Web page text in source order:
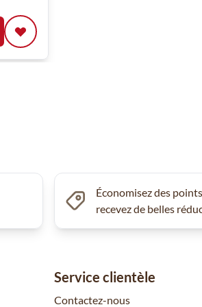
Économisez des
recevez de belles
Service clientèle
Contactez-nous